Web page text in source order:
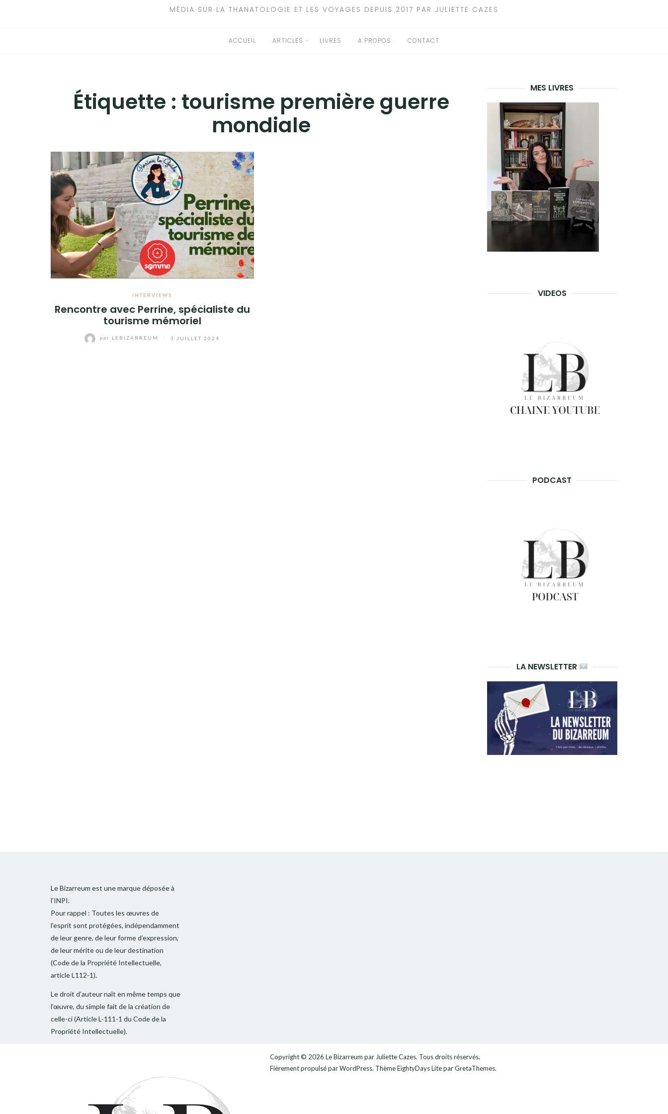
MÉDIA SUR LA THANATOLOGIE ET LES VOYAGES DEPUIS 2017 PAR JULIETTE CAZES
ACCUEIL ARTICLES LIVRES A PROPOS CONTACT
Étiquette : tourisme première guerre
mondiale
INTERVIEWS
Rencontre avec Perrine, spécialiste du
tourisme mémoriel
par LEBIZARREUM 3 JUILLET 2024
MES LIVRES
VIDEOS
PODCAST
LA NEWSLETTER
Le Bizarreum est une marque déposée à
l’INPI.
Pour rappel : Toutes les œuvres de
l’esprit sont protégées, indépendamment
de leur genre, de leur forme d’expression,
de leur mérite ou de leur destination
(Code de la Propriété Intellectuelle,
article L112-1).
Le droit d’auteur naît en même temps que
l’œuvre, du simple fait de la création de
celle-ci (Article L-111-1 du Code de la
Propriété Intellectuelle).
Copyright © 2026 Le Bizarreum par Juliette Cazes. Tous droits réservés.
Fièrement propulsé parWordPress. ThèmeEightyDays Litepar GretaThemes.